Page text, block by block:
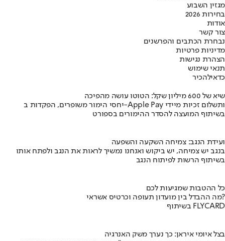
מגזין השבוע
בחירות 2026
אודות
צור קשר
נבחרת הכתבים והפרשנים
מדיניות פרטיות
הצהרת נגישות
תנאי שימוש
כדאילהכיר
שיא של 600 מיליון שקל: הטוטו עושה מהפיכה
יחסי הימור משופרים, הפקדות ב-Apple Pay ותשלום זכיות מיידי
בשיתוף המועצה להסדר ההימורים בספורט
ועידת הנגב: צמיחה השקעה והשפעה
בנגב יש צמיחה, יש ביקוש ואנחנו נמשיך לראות את הנגב ולפתח אותו
בשיתוף הרשות לפיתוח הנגב
כל ההטבות שמגיעות לכם
מה ההבדל בין מועדון תעופה וכרטיס אשראי?
בשיתוף FLYCARD
בצל איומי איראן: כך נערך משק האנרגיה